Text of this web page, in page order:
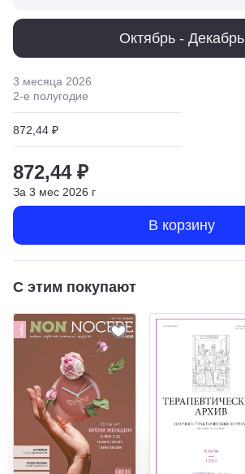
Октябрь - Декабрь
3 месяца 2026
2-е полугодие
872,44 ₽
872,44 ₽
За 3 мес 2026 г
В корзину
С этим покупают